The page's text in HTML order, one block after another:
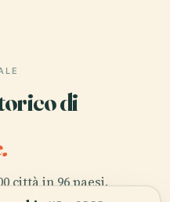
di
città in 96 paesi.